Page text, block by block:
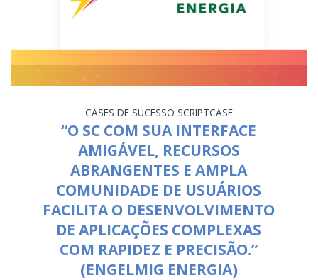
CASES DE SUCESSO SCRIPTCASE
“O SC COM SUA INTERFACE
AMIGÁVEL, RECURSOS
ABRANGENTES E AMPLA
COMUNIDADE DE USUÁRIOS
FACILITA O DESENVOLVIMENTO
DE APLICAÇÕES COMPLEXAS
COM RAPIDEZ E PRECISÃO.”
(ENGELMIG ENERGIA)